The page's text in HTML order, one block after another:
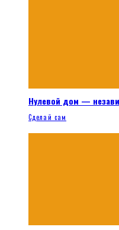
Нулевой дом —
Сделай сам